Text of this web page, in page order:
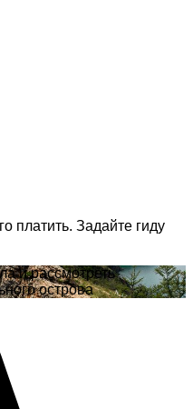
платить. Задайте гиду
и рассмотреть
острова